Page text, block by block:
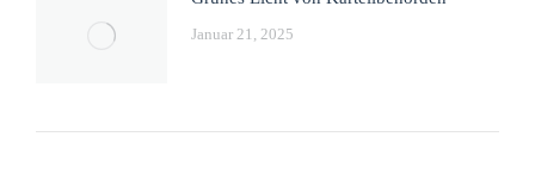
Januar 21, 2025